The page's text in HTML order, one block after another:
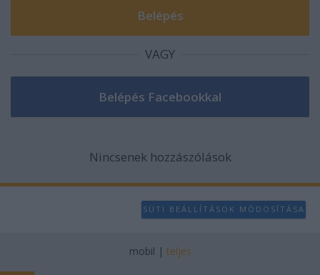
VAGY
Nincsenek hozzászólások
SÜTI BEÁLLÍTÁSOK MÓDOSÍTÁSA
mobil | teljes